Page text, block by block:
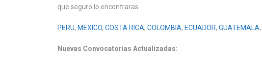
que seguro lo encontraras.
PERU, MEXICO, COSTA RICA, COLOMBIA, ECUADOR, GUATEMALA,
Nuevas Convocatorias Actualizadas: